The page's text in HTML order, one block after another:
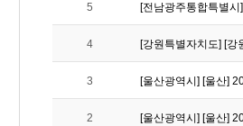
5 [전남광주통합특별
4 [강원특별자치도] [강
3 [울산광역시] [울산]
2 [울산광역시] [울산]